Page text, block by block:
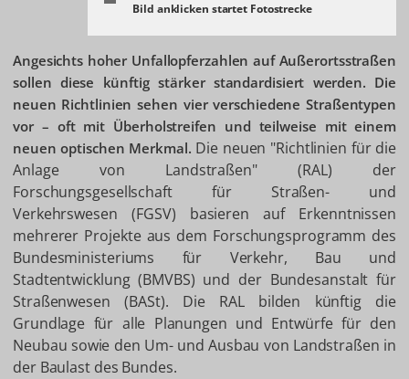
Angesichts hoher Unfallopferzahlen auf Außerortsstraßen
sollen diese künftig stärker standardisiert werden. Die
neuen Richtlinien sehen vier verschiedene Straßentypen
vor – oft mit Überholstreifen und teilweise mit einem
neuen optischen Merkmal. Die neuen "Richtlinien für die
Anlage von Landstraßen" (RAL) der
Forschungsgesellschaft für Straßen- und
Verkehrswesen (FGSV) basieren auf Erkenntnissen
mehrerer Projekte aus dem Forschungsprogramm des
Bundesministeriums für Verkehr, Bau und
Stadtentwicklung (BMVBS) und der Bundesanstalt für
Straßenwesen (BASt). Die RAL bilden künftig die
Grundlage für alle Planungen und Entwürfe für den
Neubau sowie den Um- und Ausbau von Landstraßen in
der Baulast des Bundes.